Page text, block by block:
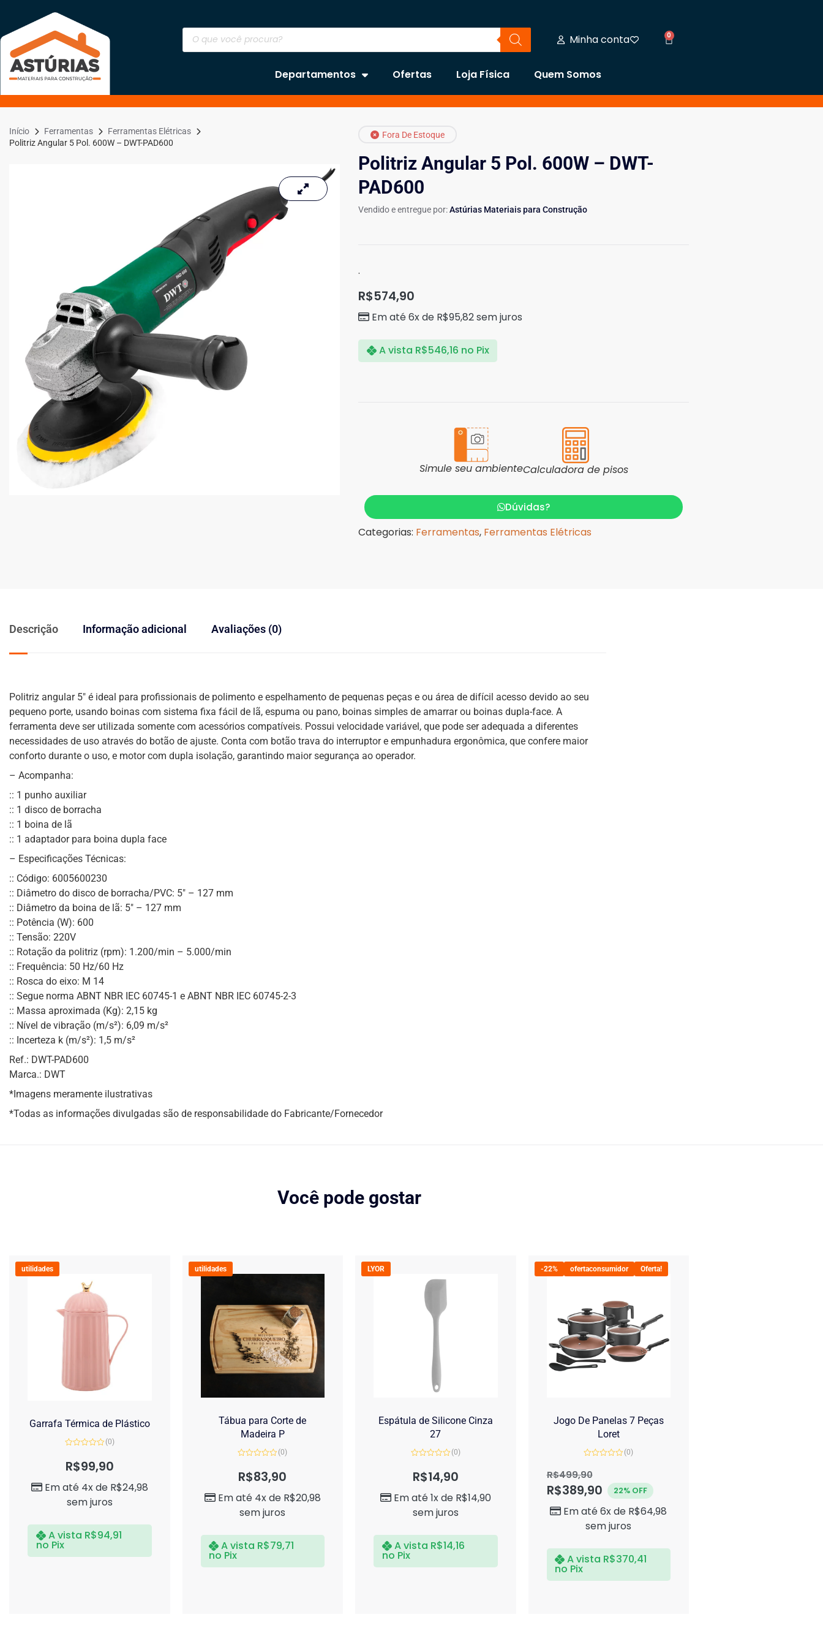
Minha conta 0
Departamentos Ofertas Loja Física Quem Somos
Início Ferramentas
Ferramentas Elétricas
Politriz Angular 5 Pol. 600W – DWT-PAD600
Fora De Estoque
Politriz Angular 5 Pol. 600W – DWT-
PAD600
Vendido e entregue por:Astúrias Materiais para Construção
.
R$574,90
Em até 6x de R$95,82sem juros
A vista R$546,16 no Pix
Simule seu ambienteCalculadora de pisos
Dúvidas?
Categorias: Ferramentas, Ferramentas Elétricas
Descrição Informação adicional Avaliações (0)
Politriz angular 5″ é ideal para profissionais de polimento e espelhamento de pequenas peças e ou área de difícil acesso devido ao seu
pequeno porte, usando boinas com sistema fixa fácil de lã, espuma ou pano, boinas simples de amarrar ou boinas dupla-face. A
ferramenta deve ser utilizada somente com acessórios compatíveis. Possui velocidade variável, que pode ser adequada a diferentes
necessidades de uso através do botão de ajuste. Conta com botão trava do interruptor e empunhadura ergonômica, que confere maior
conforto durante o uso, e motor com dupla isolação, garantindo maior segurança ao operador.
– Acompanha:
:: 1 punho auxiliar
:: 1 disco de borracha
:: 1 boina de lã
:: 1 adaptador para boina dupla face
– Especificações Técnicas:
:: Código: 6005600230
:: Diâmetro do disco de borracha/PVC: 5″ – 127 mm
:: Diâmetro da boina de lã: 5″ – 127 mm
:: Potência (W): 600
:: Tensão: 220V
:: Rotação da politriz (rpm): 1.200/min – 5.000/min
:: Frequência: 50 Hz/60 Hz
:: Rosca do eixo: M 14
:: Segue norma ABNT NBR IEC 60745-1 e ABNT NBR IEC 60745-2-3
:: Massa aproximada (Kg): 2,15 kg
:: Nível de vibração (m/s²): 6,09 m/s²
:: Incerteza k (m/s²): 1,5 m/s²
Ref.: DWT-PAD600
Marca.: DWT
*Imagens meramente ilustrativas
*Todas as informações divulgadas são de responsabilidade do Fabricante/Fornecedor
Você pode gostar
utilidades
Garrafa Térmica de Plástico
de
(0)
R$99,90
Em até 4x de R$24,98
sem juros
A vista R$94,91
no Pix
utilidades
Tábua para Corte de
Madeira P
de
(0)
R$83,90
Em até 4x de R$20,98
sem juros
A vista R$79,71
no Pix
LYOR
Espátula de Silicone Cinza
27
de
(0)
R$14,90
Em até 1x de R$14,90
sem juros
A vista R$14,16
no Pix
-22% ofertaconsumidor Oferta!
Jogo De Panelas 7 Peças
Loret
0
de
(0)
R$499,90
R$389,90 22% OFF
Em até 6x de R$64,98
sem juros
A vista R$370,41
no Pix